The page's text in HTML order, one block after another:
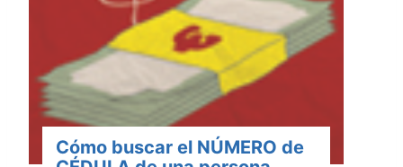
Cómo buscar el NÚMERO de